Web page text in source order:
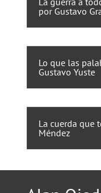
por Gustavo
Lo que las
Gustavo Yuste
La cuerda que
Méndez